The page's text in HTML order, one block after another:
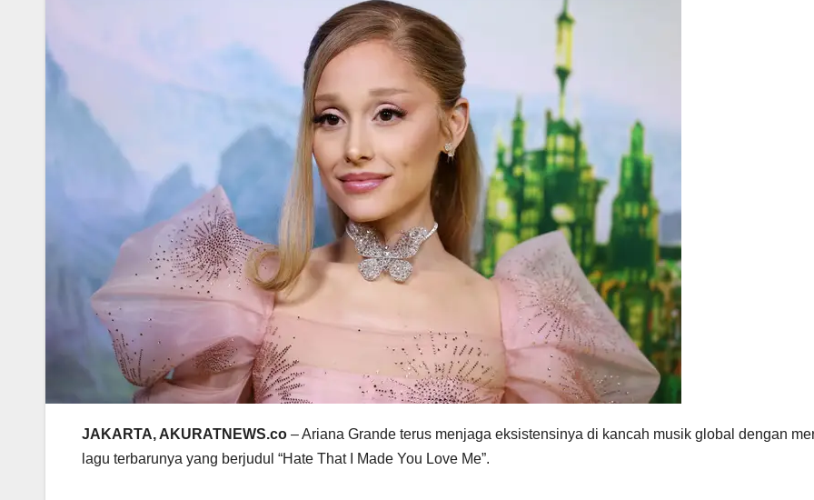
JAKARTA, AKURATNEWS.co – Ariana Grande terus menjaga eksistensinya di kancah musik global dengan
lagu terbarunya yang berjudul “Hate That I Made You Love Me”.